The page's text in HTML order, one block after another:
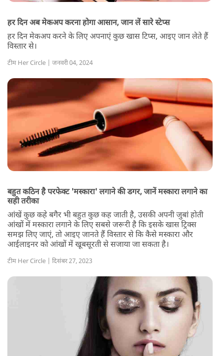
हर दिन अब मेकअप करना होगा आसान, जान लें सारे स्टेप्स
हर दिन मेकअप करने के लिए अपनाएं कुछ खास टिप्स, आइए जान लेते हैं
विस्तार से।
टीम Her Circle | जनवरी 04, 2024
बहुत कठिन है परफेक्ट 'मस्कारा' लगाने की डगर, जानें मस्कारा लगाने का
सही तरीका
आंखें कुछ कहे बगैर भी बहुत कुछ कह जाती है, उसकी अपनी जुबां होती
आंखों में मस्कारा लगाने के लिए सबसे जरूरी है कि इसके खास ट्रिक्स
समझ लिए जाएं, तो आइए जानते हैं विस्तार से कि कैसे मस्कारा और
आईलाइनर को आंखों में खूबसूरती से सजाया जा सकता है।
टीम Her Circle | दिसंबर 27, 2023